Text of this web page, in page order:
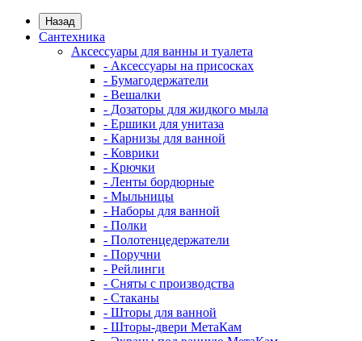
Назад
Сантехника
Аксессуары для ванны и туалета
- Аксессуары на присосках
- Бумагодержатели
- Вешалки
- Дозаторы для жидкого мыла
- Ершики для унитаза
- Карнизы для ванной
- Коврики
- Крючки
- Ленты бордюрные
- Мыльницы
- Наборы для ванной
- Полки
- Полотенцедержатели
- Поручни
- Рейлинги
- Сняты с производства
- Стаканы
- Шторы для ванной
- Шторы-двери МетаКам